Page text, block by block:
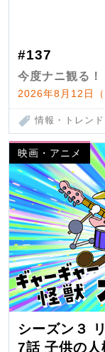
#137
今度ナニ観る
2026年8月12日
情報・トレンド
映画・アニメ
シーズン３
7話 子供の